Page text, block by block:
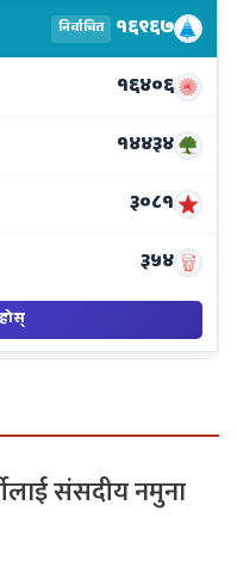
संसदीय नमुना